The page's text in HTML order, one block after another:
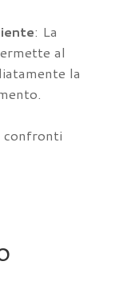
: La
al
la
confronti